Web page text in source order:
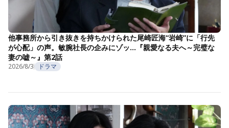
他事務所から引き抜きを持ちかけられた尾崎匠海“岩崎”に「行先
が心配」の声。敏腕社長の企みにゾッ…『親愛なる夫へ～完璧な
妻の嘘～』第2話
2026/8/3 ドラマ